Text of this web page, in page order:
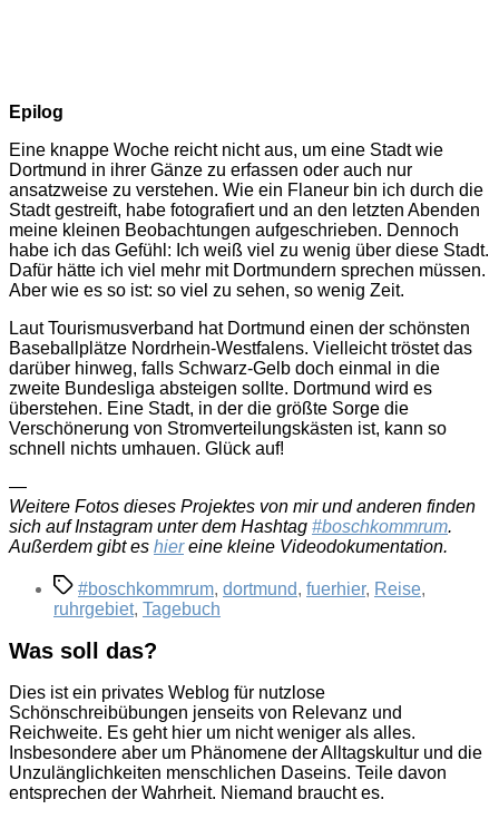
Epilog
Eine knappe Woche reicht nicht aus, um eine Stadt wie
Dortmund in ihrer Gänze zu erfassen oder auch nur
ansatzweise zu verstehen. Wie ein Flaneur bin ich durch die
Stadt gestreift, habe fotografiert und an den letzten Abenden
meine kleinen Beobachtungen aufgeschrieben. Dennoch
habe ich das Gefühl: Ich weiß viel zu wenig über diese Stadt.
Dafür hätte ich viel mehr mit Dortmundern sprechen müssen.
Aber wie es so ist: so viel zu sehen, so wenig Zeit.
Laut Tourismusverband hat Dortmund einen der schönsten
Baseballplätze Nordrhein-Westfalens. Vielleicht tröstet das
darüber hinweg, falls Schwarz-Gelb doch einmal in die
zweite Bundesliga absteigen sollte. Dortmund wird es
überstehen. Eine Stadt, in der die größte Sorge die
Verschönerung von Stromverteilungskästen ist, kann so
schnell nichts umhauen. Glück auf!
—
Weitere Fotos dieses Projektes von mir und anderen finden
sich auf Instagram unter dem Hashtag #boschkommrum.
Außerdem gibt es hiereine kleine Videodokumentation.
Schlagwörter
#boschkommrum, dortmund, fuerhier, Reise,
ruhrgebiet, Tagebuch
Was soll das?
Dies ist ein privates Weblog für nutzlose
Schönschreibübungen jenseits von Relevanz und
Reichweite. Es geht hier um nicht weniger als alles.
Insbesondere aber um Phänomene der Alltagskultur und die
Unzulänglichkeiten menschlichen Daseins. Teile davon
entsprechen der Wahrheit. Niemand braucht es.